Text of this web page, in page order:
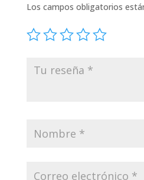
Los campos obligatorios